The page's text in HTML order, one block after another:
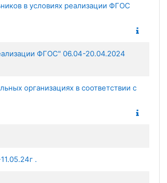
в условиях реализации ФГОС
ФГОС" 06.04-20.04.2024
организациях в соответствии с
.